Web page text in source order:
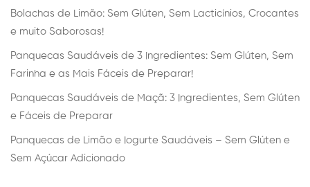
Bolachas de Limão: Sem Glúten, Sem Lacticínios, Crocantes
e muito Saborosas!
Panquecas Saudáveis de 3 Ingredientes: Sem Glúten, Sem
Farinha e as Mais Fáceis de Preparar!
Panquecas Saudáveis de Maçã: 3 Ingredientes, Sem Glúten
e Fáceis de Preparar
Panquecas de Limão e Iogurte Saudáveis – Sem Glúten e
Sem Açúcar Adicionado